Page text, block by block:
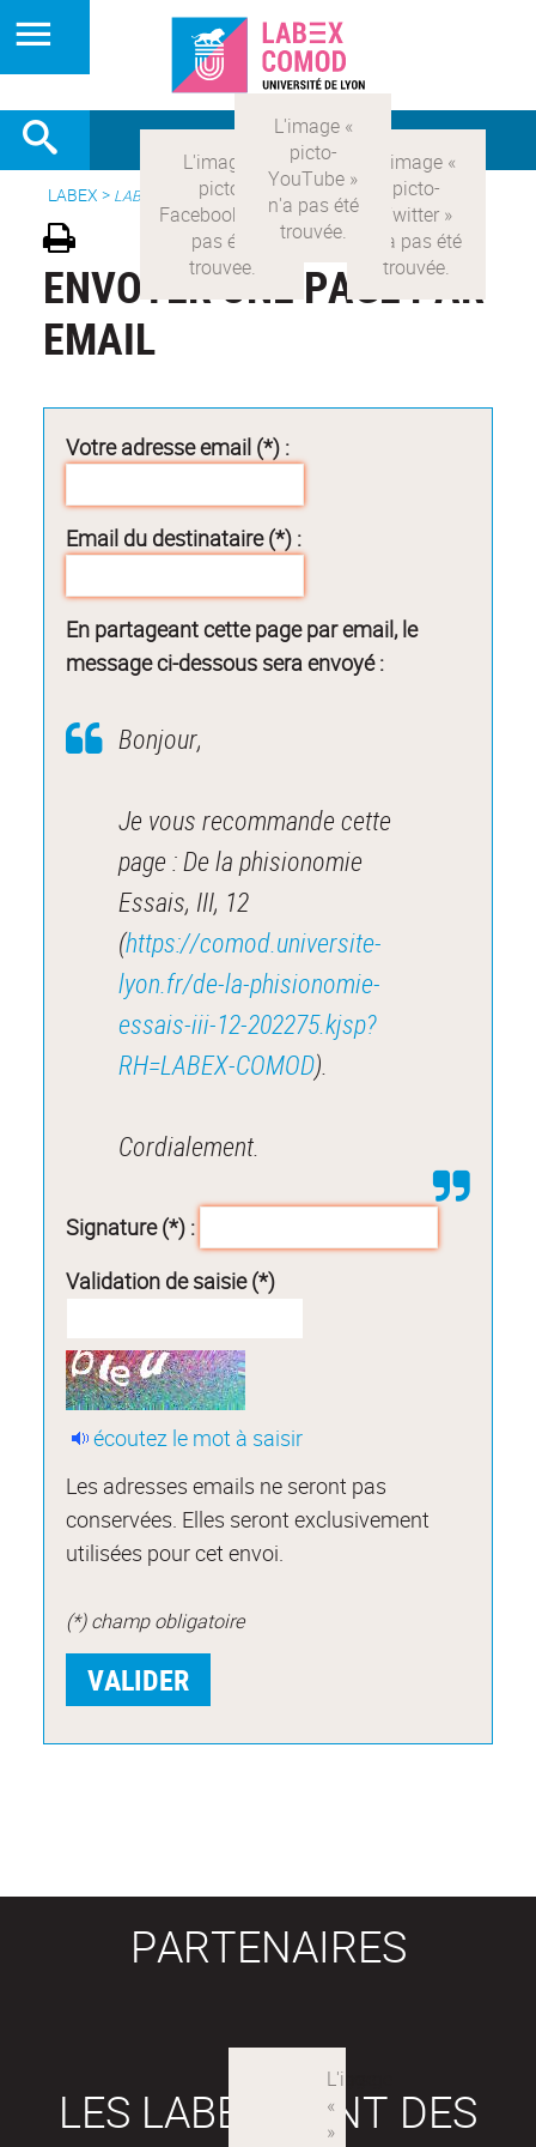
LABEX > LABEX COMOD
ENVOYER UNE PAGE PAR
EMAIL
Votre adresse email (*) :
Email du destinataire (*) :
En partageant cette page par email, le
message ci-dessous sera envoyé :
Bonjour,
Je vous recommande cette
page : De la phisionomie
Essais, III, 12
(https://comod.universite-
lyon.fr/de-la-phisionomie-
essais-iii-12-202275.kjsp?
RH=LABEX-COMOD).
Cordialement.
Signature (*) :
Validation de saisie (*)
écoutez le mot à saisir
Les adresses emails ne seront pas
conservées. Elles seront exclusivement
utilisées pour cet envoi.
(*) champ obligatoire
PARTENAIRES
LES LABEX SONT DES